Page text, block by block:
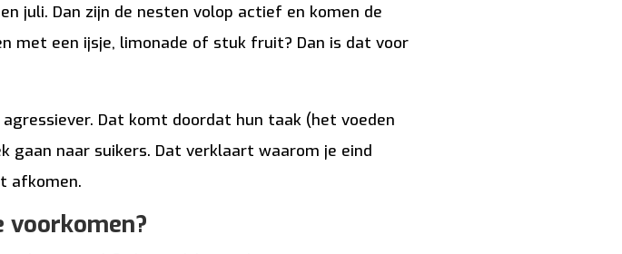
juli. Dan zijn de nesten volop actief en komen de
met een ijsje, limonade of stuk fruit? Dan is dat voor
Dat komt doordat hun taak (het voeden
gaan naar suikers. Dat verklaart waarom je eind
afkomen.
voorkomen?